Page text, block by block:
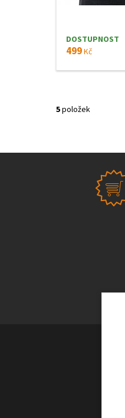
DOSTUPNOST
499Kč
5položek